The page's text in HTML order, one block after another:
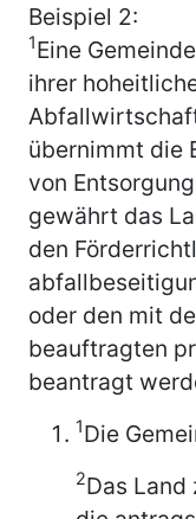
Beispiel 2:
1Eine
ihrer
übernimmt die
von
gewährt das
den
oder den mit
beauftragten
beantragt
1Die
2Das Land